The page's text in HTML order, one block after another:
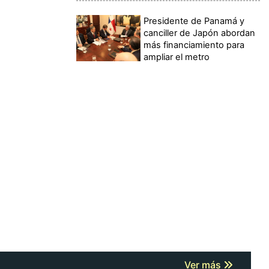
Presidente de Panamá y
canciller de Japón abordan
más financiamiento para
ampliar el metro
Ver más